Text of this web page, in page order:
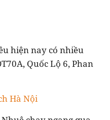
hiện nay có nhiều
Quốc Lộ 6, Phan
Hà Nội